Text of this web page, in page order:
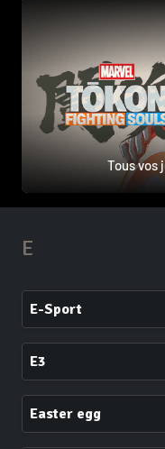
Tous vos
E
E-Sport
E3
Easter egg